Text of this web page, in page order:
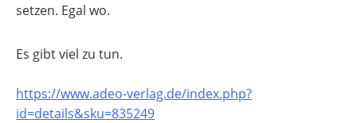
setzen. Egal wo.
Es gibt viel zu tun.
https://www.adeo-verlag.de/index.php?
id=details&sku=835249